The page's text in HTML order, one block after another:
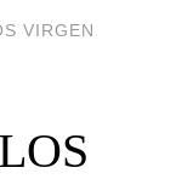
VIRGEN